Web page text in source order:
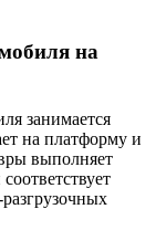
на
занимается
на платформу и
выполняет